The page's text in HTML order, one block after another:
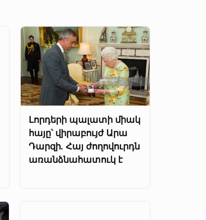
Լորդերի պալատի միակ
հայը՝ վիրաբույժ Արա
Դարզի. Հայ ժողովուրդն
առանձնահատուկ է